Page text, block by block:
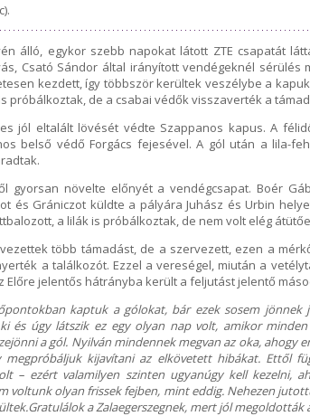
álló, egykor szebb napokat látott ZTE csapatát
Csató Sándor által irányított vendégeknél sérülés
kezdett, így többször kerültek veszélybe a
próbálkoztak, de a csabai védők visszaverték a
jól eltalált lövését védte Szappanos kapus. A
belső védő Forgács fejesével. A gól után a lila-
gyorsan növelte előnyét a vendégcsapat. Boér
és Grániczot küldte a pályára Juhász és Urbin
a lilák is próbálkoztak, de nem volt elég
több támadást, de a szervezett, ezen a
a találkozót. Ezzel a vereségel, miután a
Előre jelentős hátrányba került a feljutást jelentő
kaptuk a gólokat, bár ezek sosem jönnek
és úgy látszik ez egy olyan nap volt, amikor
a gól. Nyilván mindennek megvan az oka, ahogy
kijavítani az elkövetett hibákat. Ettől
– ezért valamilyen szinten ugyanúgy kell kezelni,
voltunk olyan frissek fejben, mint eddig. Nehezen
a Zalaegerszegnek, mert jól megoldották